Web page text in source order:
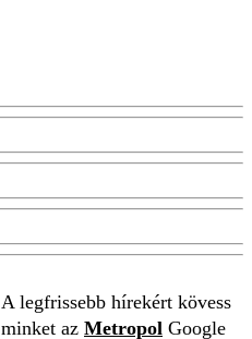
A legfrissebb hírekért kövess
minket az Metropol Google